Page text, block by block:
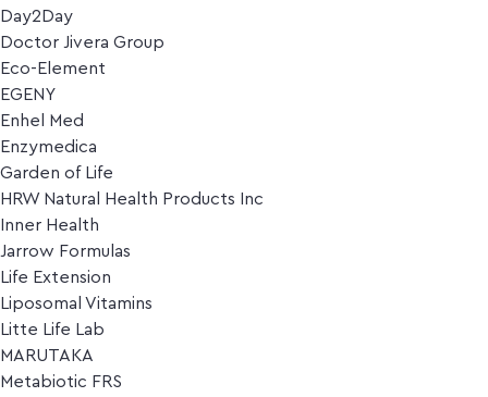
Day2Day
Doctor Jivera Group
Eco-Element
EGENY
Enhel Med
Enzymedica
Garden of Life
HRW Natural Health Products Inc
Inner Health
Jarrow Formulas
Life Extension
Liposomal Vitamins
Litte Life Lab
MARUTAKA
Metabiotic FRS